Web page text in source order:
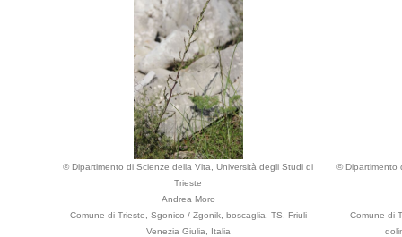
© Dipartimento di Scienze della Vita, Università degli Studi di
Trieste
Andrea Moro
Comune di Trieste, Sgonico / Zgonik, boscaglia, TS, Friuli
Venezia Giulia, Italia
© Dipartimento
Comune di